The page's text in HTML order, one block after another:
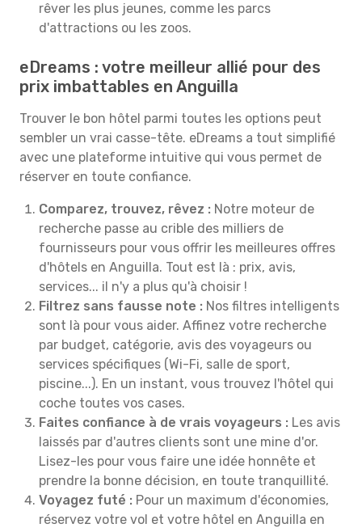
rêver les plus jeunes, comme les parcs
d'attractions ou les zoos.
eDreams : votre meilleur allié pour des
prix imbattables en Anguilla
Trouver le bon hôtel parmi toutes les options peut
sembler un vrai casse-tête. eDreams a tout simplifié
avec une plateforme intuitive qui vous permet de
réserver en toute confiance.
Comparez, trouvez, rêvez : Notre moteur de
recherche passe au crible des milliers de
fournisseurs pour vous offrir les meilleures offres
d'hôtels en Anguilla. Tout est là : prix, avis,
services... il n'y a plus qu'à choisir !
Filtrez sans fausse note : Nos filtres intelligents
sont là pour vous aider. Affinez votre recherche
par budget, catégorie, avis des voyageurs ou
services spécifiques (Wi-Fi, salle de sport,
piscine...). En un instant, vous trouvez l'hôtel qui
coche toutes vos cases.
Faites confiance à de vrais voyageurs : Les avis
laissés par d'autres clients sont une mine d'or.
Lisez-les pour vous faire une idée honnête et
prendre la bonne décision, en toute tranquillité.
Voyagez futé : Pour un maximum d'économies,
réservez votre vol et votre hôtel en Anguilla en